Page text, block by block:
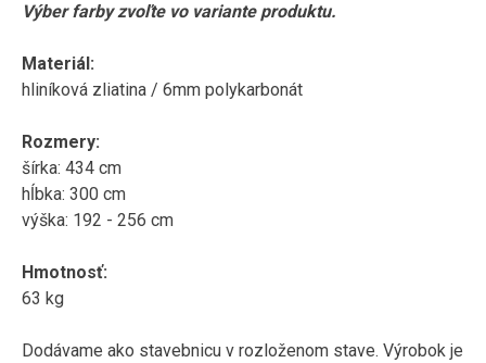
Výber farby zvoľte vo variante produktu.
Materiál:
hliníková zliatina / 6mm polykarbonát
Rozmery:
šírka: 434 cm
hĺbka: 300 cm
výška: 192 - 256 cm
Hmotnosť:
63 kg
Dodávame ako stavebnicu v rozloženom stave. Výrobok je